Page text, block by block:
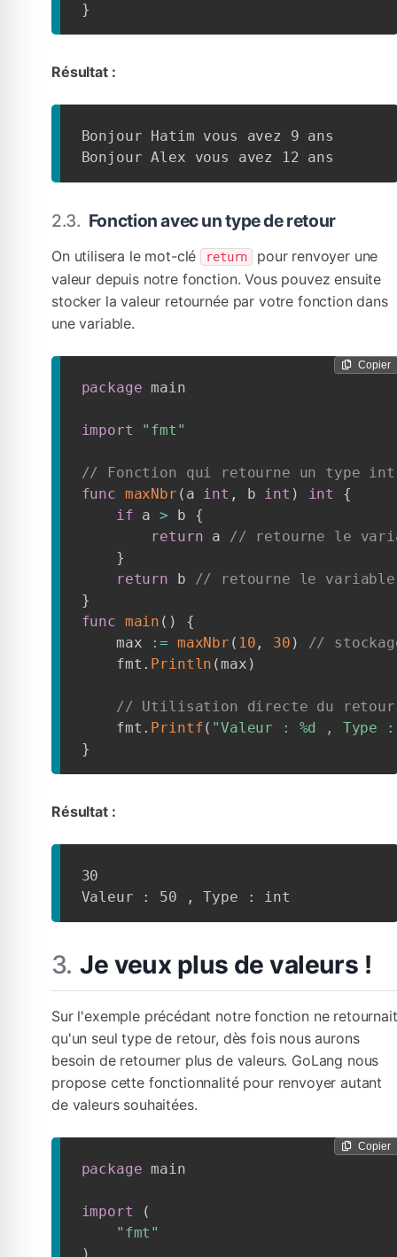
}
Résultat :
Bonjour Hatim vous avez 9 ans
Bonjour Alex vous avez 12 ans
Fonction avec un type de retour
On utilisera le mot-clé return
pour renvoyer une
valeur depuis notre fonction. Vous pouvez ensuite
stocker la valeur retournée par votre fonction dans
une variable.
Copier
package main
import "fmt"
// Fonction qui retourne un type int
func maxNbr ( a int , b int ) int
{
if a > b {
return a // retourne le
}
return b // retourne le
}
func main ( )
{
    max
:= maxNbr ( 10 , 30 )
//
    fmt
. Println ( max )
// Utilisation directe du retour
    fmt
. Printf( "Valeur : %d , Type :
}
Résultat :
30
Valeur : 50 , Type : int
Je veux plus de valeurs !
Sur l'exemple précédant notre fonction ne retournait
qu'un seul type de retour, dès fois nous aurons
besoin de retourner plus de valeurs. GoLang nous
propose cette fonctionnalité pour renvoyer autant
de valeurs souhaitées.
Copier
package main
import
(
"fmt"